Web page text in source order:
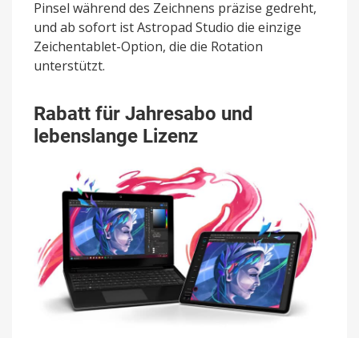
Pinsel während des Zeichnens präzise gedreht,
und ab sofort ist Astropad Studio die einzige
Zeichentablet-Option, die die Rotation
unterstützt.
Rabatt für Jahresabo und
lebenslange Lizenz